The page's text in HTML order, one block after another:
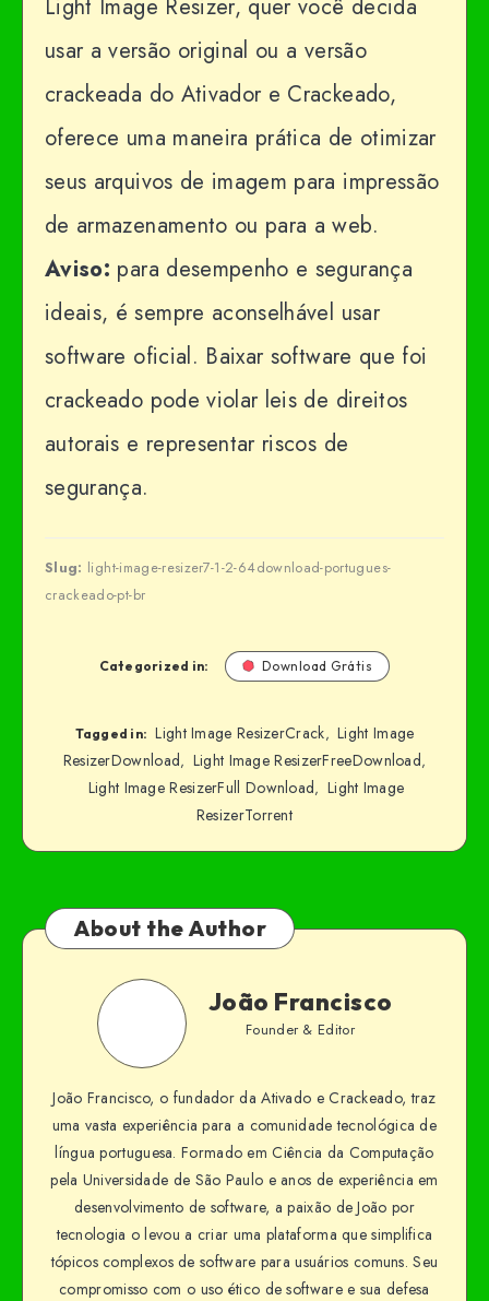
Light Image Resizer, quer você decida
usar a versão original ou a versão
crackeada do Ativador e Crackeado,
oferece uma maneira prática de otimizar
seus arquivos de imagem para impressão
de armazenamento ou para a web.
Aviso: para desempenho e segurança
ideais, é sempre aconselhável usar
software oficial. Baixar software que foi
crackeado pode violar leis de direitos
autorais e representar riscos de
segurança.
Slug: light-image-resizer7-1-2-64download-portugues-
crackeado-pt-br
Categorized in: Download Grátis
Tagged in: Light Image ResizerCrack, Light Image
ResizerDownload, Light Image ResizerFreeDownload,
Light Image ResizerFull Download, Light Image
ResizerTorrent
About the Author
João Francisco
Founder & Editor
João Francisco, o fundador da Ativado e Crackeado, traz
uma vasta experiência para a comunidade tecnológica de
língua portuguesa. Formado em Ciência da Computação
pela Universidade de São Paulo e anos de experiência em
desenvolvimento de software, a paixão de João por
tecnologia o levou a criar uma plataforma que simplifica
tópicos complexos de software para usuários comuns. Seu
compromisso com o uso ético de software e sua defesa